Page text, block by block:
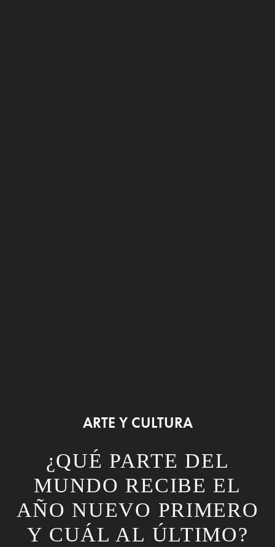
ARTE Y CULTURA
¿QUÉ PARTE DEL
MUNDO RECIBE EL
AÑO NUEVO PRIMERO
Y CUÁL AL ÚLTIMO?